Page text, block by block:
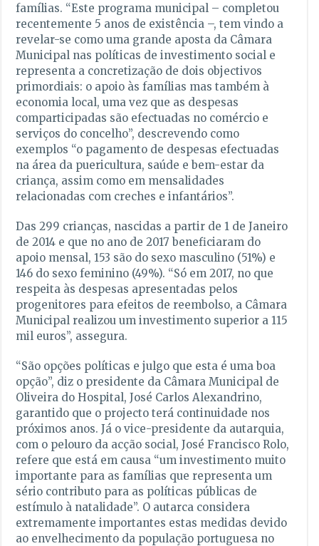
famílias. “Este programa municipal – completou
recentemente 5 anos de existência –, tem vindo a
revelar-se como uma grande aposta da Câmara
Municipal nas políticas de investimento social e
representa a concretização de dois objectivos
primordiais: o apoio às famílias mas também à
economia local, uma vez que as despesas
comparticipadas são efectuadas no comércio e
serviços do concelho”, descrevendo como
exemplos “o pagamento de despesas efectuadas
na área da puericultura, saúde e bem-estar da
criança, assim como em mensalidades
relacionadas com creches e infantários”.
Das 299 crianças, nascidas a partir de 1 de Janeiro
de 2014 e que no ano de 2017 beneficiaram do
apoio mensal, 153 são do sexo masculino (51%) e
146 do sexo feminino (49%). “Só em 2017, no que
respeita às despesas apresentadas pelos
progenitores para efeitos de reembolso, a Câmara
Municipal realizou um investimento superior a 115
mil euros”, assegura.
“São opções políticas e julgo que esta é uma boa
opção”, diz o presidente da Câmara Municipal de
Oliveira do Hospital, José Carlos Alexandrino,
garantido que o projecto terá continuidade nos
próximos anos. Já o vice-presidente da autarquia,
com o pelouro da acção social, José Francisco Rolo,
refere que está em causa “um investimento muito
importante para as famílias que representa um
sério contributo para as políticas públicas de
estímulo à natalidade”. O autarca considera
extremamente importantes estas medidas devido
ao envelhecimento da população portuguesa no